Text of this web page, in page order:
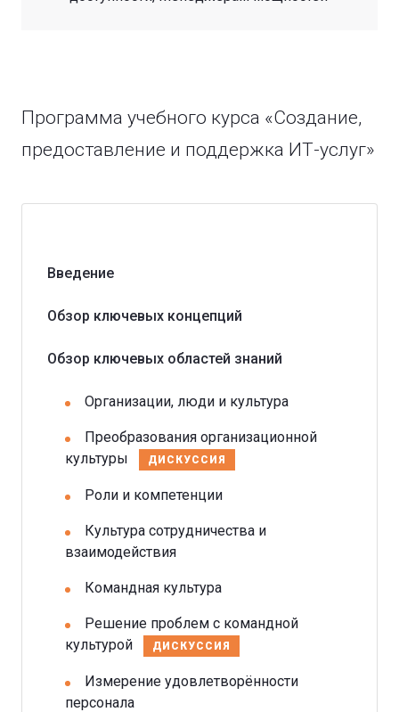
Программа учебного курса «Создание,
предоставление и поддержка ИТ-услуг»
Введение
Обзор ключевых концепций
Обзор ключевых областей знаний
Организации, люди и культура
Преобразования организационной
культуры
ДИСКУССИЯ
Роли и компетенции
Культура сотрудничества и
взаимодействия
Командная культура
Решение проблем с командной
культурой
ДИСКУССИЯ
Измерение удовлетворённости
персонала